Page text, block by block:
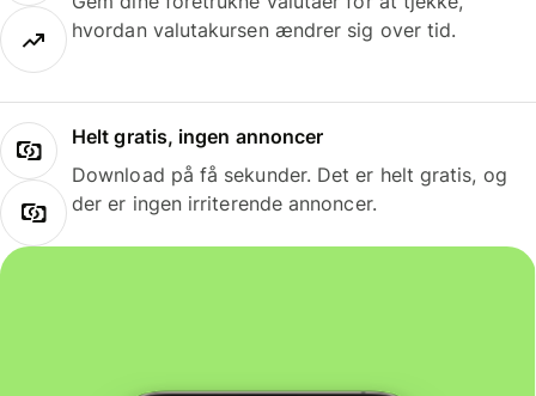
hvordan valutakursen ændrer sig over tid.
Helt gratis, ingen annoncer
Download på få sekunder. Det er helt gratis, og
der er ingen irriterende annoncer.